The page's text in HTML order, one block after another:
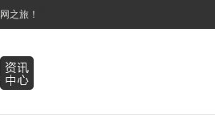
之旅！